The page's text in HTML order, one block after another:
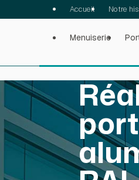
Accueil Notre
Menuiserie
Panneau de gestion des cookies